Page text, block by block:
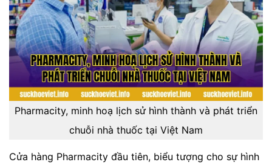
Pharmacity, minh hoạ lịch sử hình thành và phát triển
chuỗi nhà thuốc tại Việt Nam
Cửa hàng Pharmacity đầu tiên, biểu tượng cho sự hình